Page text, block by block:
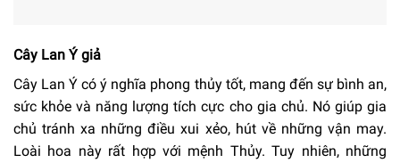
Cây Lan Ý giả
Cây Lan Ý có ý nghĩa phong thủy tốt, mang đến sự bình an,
sức khỏe và năng lượng tích cực cho gia chủ. Nó giúp gia
chủ tránh xa những điều xui xẻo, hút về những vận may.
Loài hoa này rất hợp với mệnh Thủy. Tuy nhiên, những